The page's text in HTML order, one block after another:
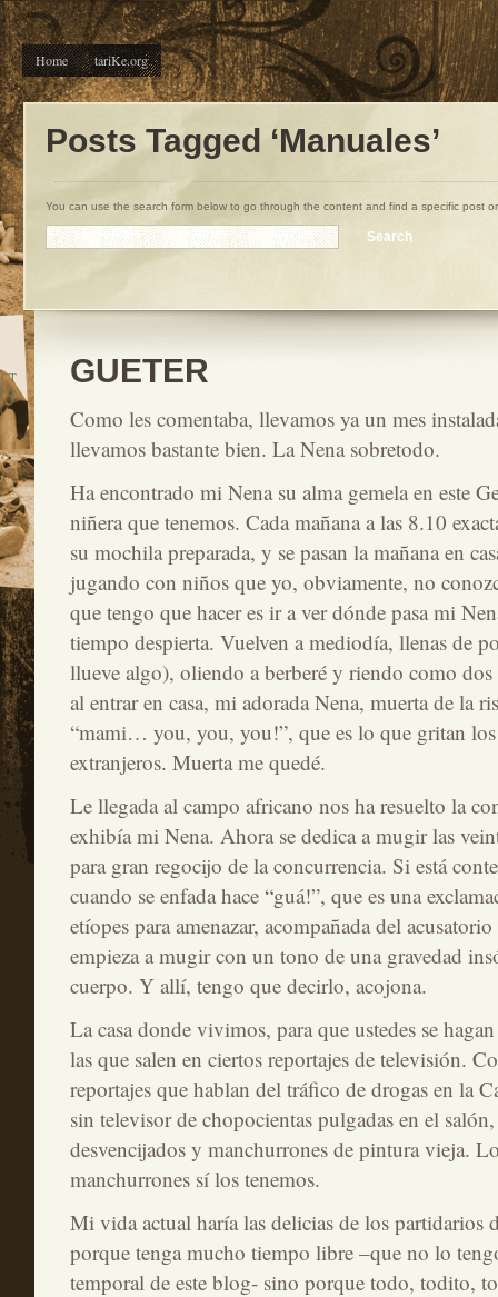
Home tariKe.org
Posts Tagged ‘Manuales’
You can use the search form below to go through the content and find a specific post
GUETER
Como les comentaba, llevamos ya un mes
llevamos bastante bien. La Nena sobretodo.
Ha encontrado mi Nena su alma gemela en este
niñera que tenemos. Cada mañana a las 8.10
su mochila preparada, y se pasan la mañana en
jugando con niños que yo, obviamente, no
que tengo que hacer es ir a ver dónde pasa mi
tiempo despierta. Vuelven a mediodía, llenas de
llueve algo), oliendo a berberé y riendo como
al entrar en casa, mi adorada Nena, muerta de la
“mami… you, you, you!”, que es lo que gritan
extranjeros. Muerta me quedé.
Le llegada al campo africano nos ha resuelto la
exhibía mi Nena. Ahora se dedica a mugir las
para gran regocijo de la concurrencia. Si está
cuando se enfada hace “guá!”, que es una
etíopes para amenazar, acompañada del
empieza a mugir con un tono de una gravedad
cuerpo. Y allí, tengo que decirlo, acojona.
La casa donde vivimos, para que ustedes se
las que salen en ciertos reportajes de televisión.
reportajes que hablan del tráfico de drogas en la
sin televisor de chopocientas pulgadas en el
desvencijados y manchurrones de pintura vieja.
manchurrones sí los tenemos.
Mi vida actual haría las delicias de los partidarios
porque tenga mucho tiempo libre –que no lo
temporal de este blog- sino porque todo, todito,